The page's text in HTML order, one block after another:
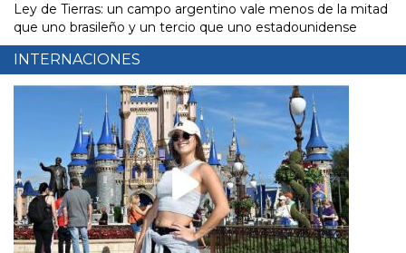
Ley de Tierras: un campo argentino vale menos de la mitad
que uno brasileño y un tercio que uno estadounidense
INTERNACIONES